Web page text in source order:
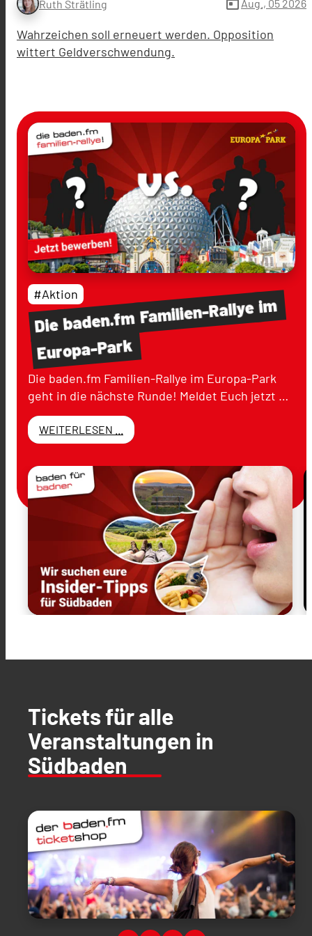
Ruth Strätling today Aug., 05 2026
Wahrzeichen soll erneuert werden. Opposition
wittert Geldverschwendung.
Diebaden.fmFamilien-Rallyeim
Europa-Park
#Aktion
Die baden.fm Familien-Rallye im Europa-Park
geht in die nächste Runde! Meldet Euch jetzt …
WEITERLESEN ...
Tickets für alle
Veranstaltungen in
Südbaden